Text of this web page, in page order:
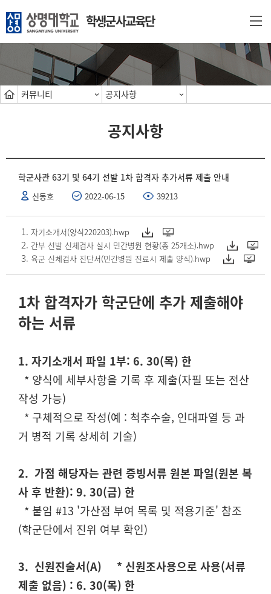
학생군사교육단
커뮤니티 공지사항
공지사항
학군사관 63기 및 64기 선발 1차 합격자 추가서류 제출 안내
신동호 2022-06-15 39213
자기소개서(양식220203).hwp
간부 선발 신체검사 실시 민간병원 현황(총 25개소).hwp
육군 신체검사 진단서(민간병원 진료시 제출 양식).hwp
1차 합격자가 학군단에 추가 제출해야
하는 서류
1. 자기소개서 파일 1부: 6. 30(목) 한
* 양식에 세부사항을 기록 후 제출(자필 또는 전산
작성 가능)
* 구체적으로 작성(예 : 척추수술, 인대파열 등 과
거 병적 기록 상세히 기술)
2. 가점 해당자는 관련 증빙서류 원본 파일(원본 복
사 후 반환): 9. 30(금) 한
* 붙임 #13 '가산점 부여 목록 및 적용기준' 참조
(학군단에서 진위 여부 확인)
3. 신원진술서(A) * 신원조사용으로 사용(서류
제출 없음) : 6. 30(목) 한